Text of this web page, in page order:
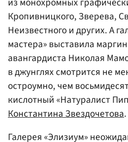
Кропивницкого, Зверева,
Неизвестного и других. А
мастера» выставила
авангардиста Николая
в джунглях смотрится не
остроумно, чем
кислотный «Натуралист
Константина Звездочетова.
Галерея «Элизиум»